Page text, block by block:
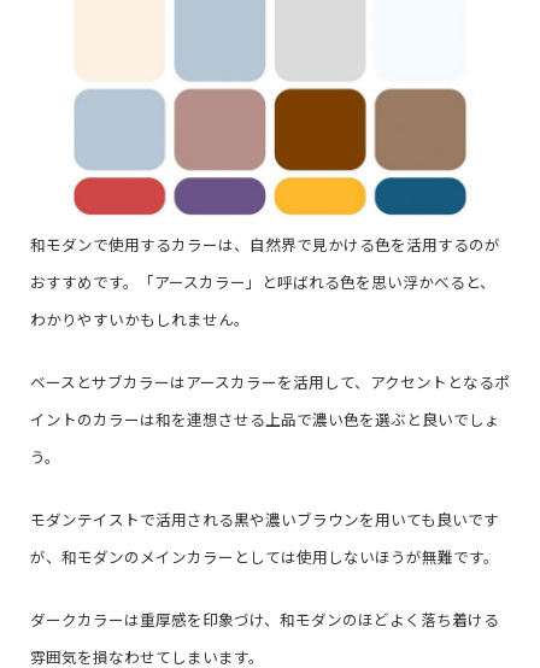
和モダンで使用するカラーは、自然界で見かける色を活用するのが
おすすめです。「アースカラー」と呼ばれる色を思い浮かべると、
わかりやすいかもしれません。
ベースとサブカラーはアースカラーを活用して、アクセントとなるポ
イントのカラーは和を連想させる上品で濃い色を選ぶと良いでしょ
う。
モダンテイストで活用される黒や濃いブラウンを用いても良いです
が、和モダンのメインカラーとしては使用しないほうが無難です。
ダークカラーは重厚感を印象づけ、和モダンのほどよく落ち着ける
雰囲気を損なわせてしまいます。